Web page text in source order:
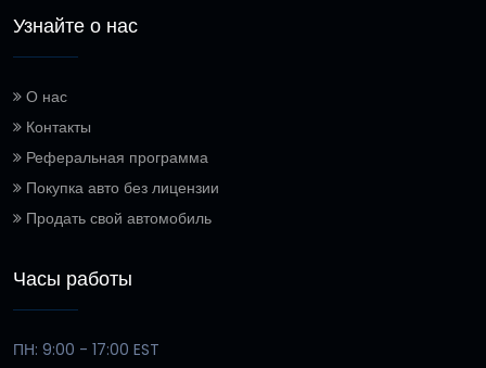
Узнайте о нас
О нас
Контакты
Реферальная программа
Покупка авто без лицензии
Продать свой автомобиль
Часы работы
ПН: 9:00 - 17:00 EST